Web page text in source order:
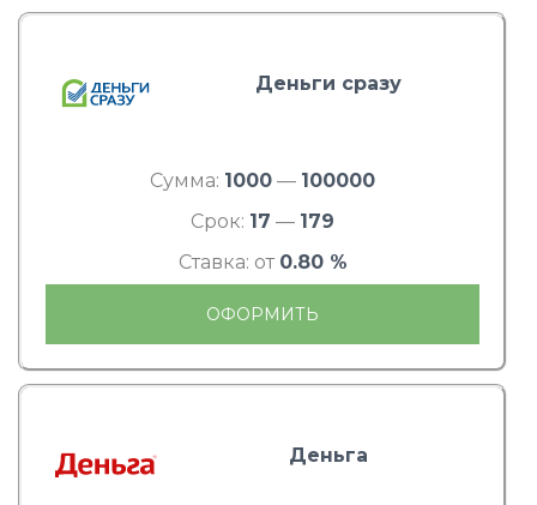
Деньги сразу
Сумма: 1000 — 100000
Срок: 17 — 179
Ставка: от 0.80 %
ОФОРМИТЬ
Деньга